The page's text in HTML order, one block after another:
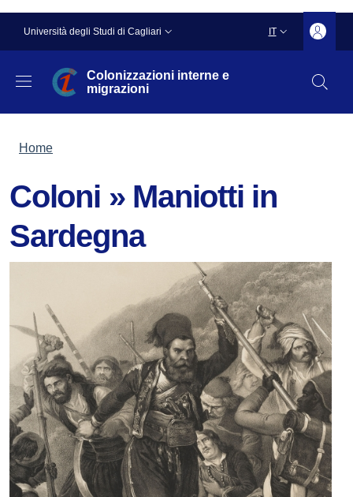
Slim top
Università degli Studi di Cagliari
SELETTORE
IT
Colonizzazioni interne e
migrazioni
Briciole di pane
Home
Coloni » Maniotti in
Sardegna